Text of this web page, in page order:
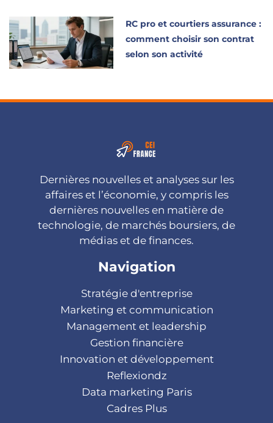
RC pro et courtiers assurance :
comment choisir son contrat
selon son activité
Dernières nouvelles et analyses sur les
affaires et l’économie, y compris les
dernières nouvelles en matière de
technologie, de marchés boursiers, de
médias et de finances.
Navigation
Stratégie d'entreprise
Marketing et communication
Management et leadership
Gestion financière
Innovation et développement
Reflexiondz
Data marketing Paris
Cadres Plus